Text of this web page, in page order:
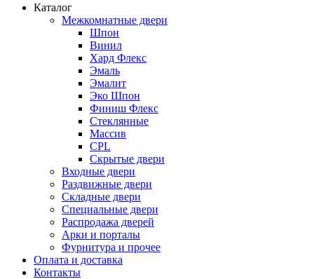
Каталог
Межкомнатные двери
Шпон
Винил
Хард Флекс
Эмаль
Эмалит
Эко Шпон
Финиш Флекс
Стеклянные
Массив
CPL
Скрытые двери
Входные двери
Раздвижные двери
Складные двери
Специальные двери
Распродажа дверей
Арки и порталы
Фурнитура и прочее
Оплата и доставка
Контакты